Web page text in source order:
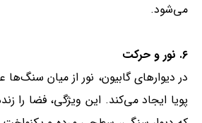
می‌شود.
۶. نور و حرکت
در دیوارهای گابیون، نور از میان
پویا ایجاد می‌کند. این ویژگی، فضا را